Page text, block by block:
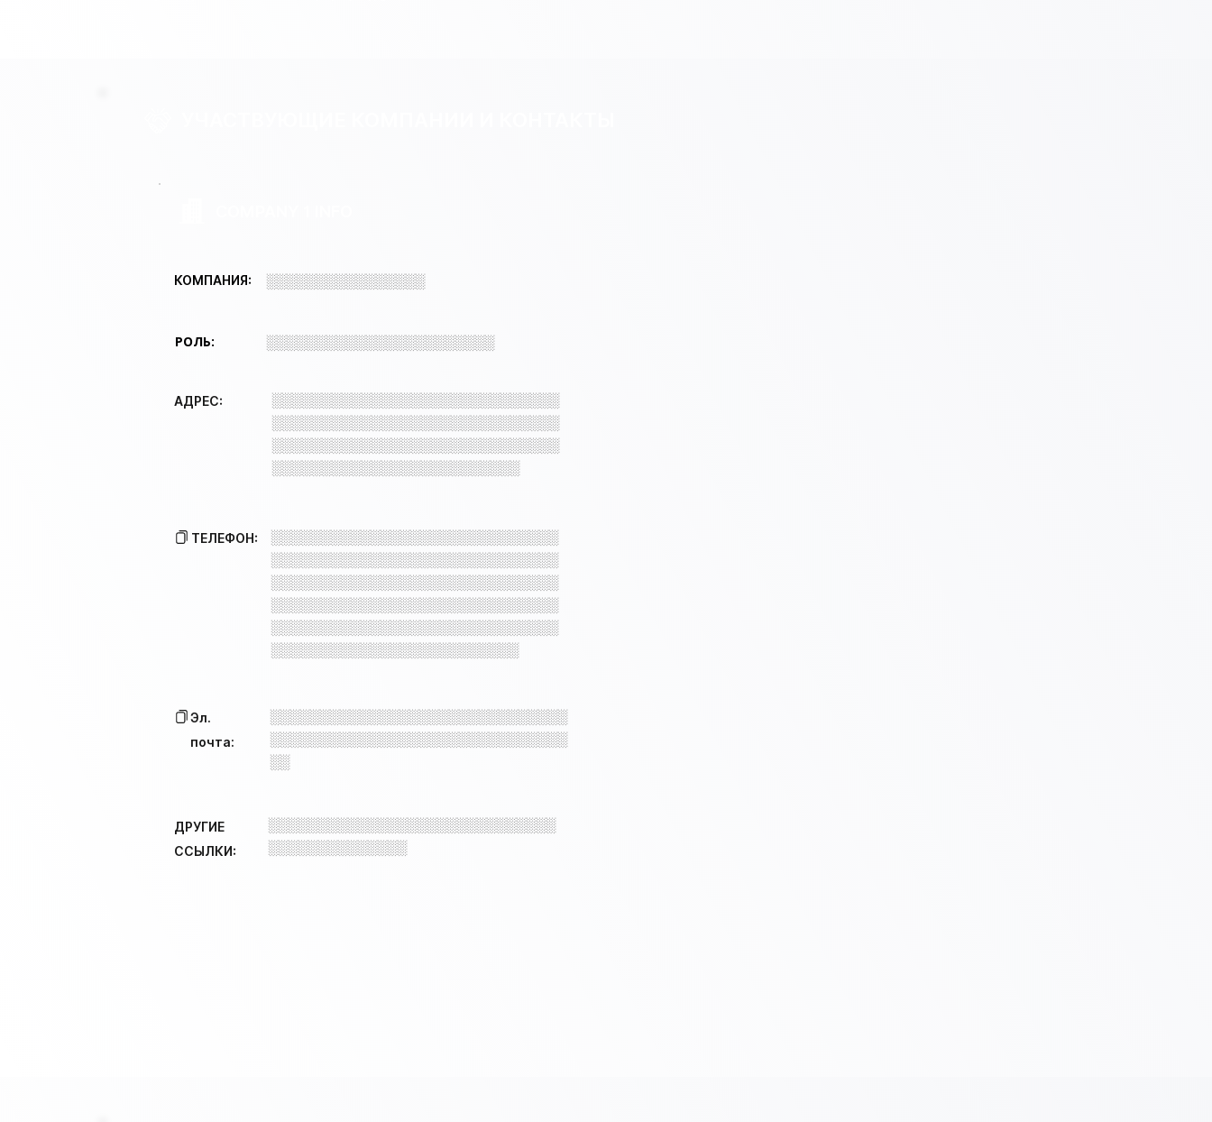
КОМПАНИЯ: ░░░░░░░░░░░░░░░░
РОЛЬ: ░░░░░░░░░░░░░░░░░░░░░░░
АДРЕС:
░░░░░░░░░░░░░░░░░░░░░░░░░░░░░
░░░░░░░░░░░░░░░░░░░░░░░░░░░░░
░░░░░░░░░░░░░░░░░░░░░░░░░░░░░
░░░░░░░░░░░░░░░░░░░░░░░░░
ТЕЛЕФОН:
░░░░░░░░░░░░░░░░░░░░░░░░░░░░░
░░░░░░░░░░░░░░░░░░░░░░░░░░░░░
░░░░░░░░░░░░░░░░░░░░░░░░░░░░░
░░░░░░░░░░░░░░░░░░░░░░░░░░░░░
░░░░░░░░░░░░░░░░░░░░░░░░░░░░░
░░░░░░░░░░░░░░░░░░░░░░░░░
Эл.
почта:
░░░░░░░░░░░░░░░░░░░░░░░░░░░░░░
░░░░░░░░░░░░░░░░░░░░░░░░░░░░░░
░░
ДРУГИЕ
ССЫЛКИ:
░░░░░░░░░░░░░░░░░░░░░░░░░░░░░
░░░░░░░░░░░░░░